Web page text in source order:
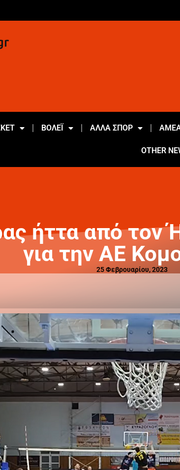
ΒΟΛΕΪ ΑΛΛΑ ΣΠΟΡ
OTHER
ήττα από τον
για την ΑΕ
25 Φεβρουαρίου, 2023